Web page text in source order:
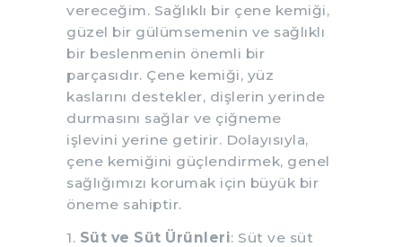
vereceğim. Sağlıklı bir çene kemiği,
güzel bir gülümsemenin ve sağlıklı
bir beslenmenin önemli bir
parçasıdır. Çene kemiği, yüz
kaslarını destekler, dişlerin yerinde
durmasını sağlar ve çiğneme
işlevini yerine getirir. Dolayısıyla,
çene kemiğini güçlendirmek, genel
sağlığımızı korumak için büyük bir
öneme sahiptir.
1. Süt ve Süt Ürünleri: Süt ve süt